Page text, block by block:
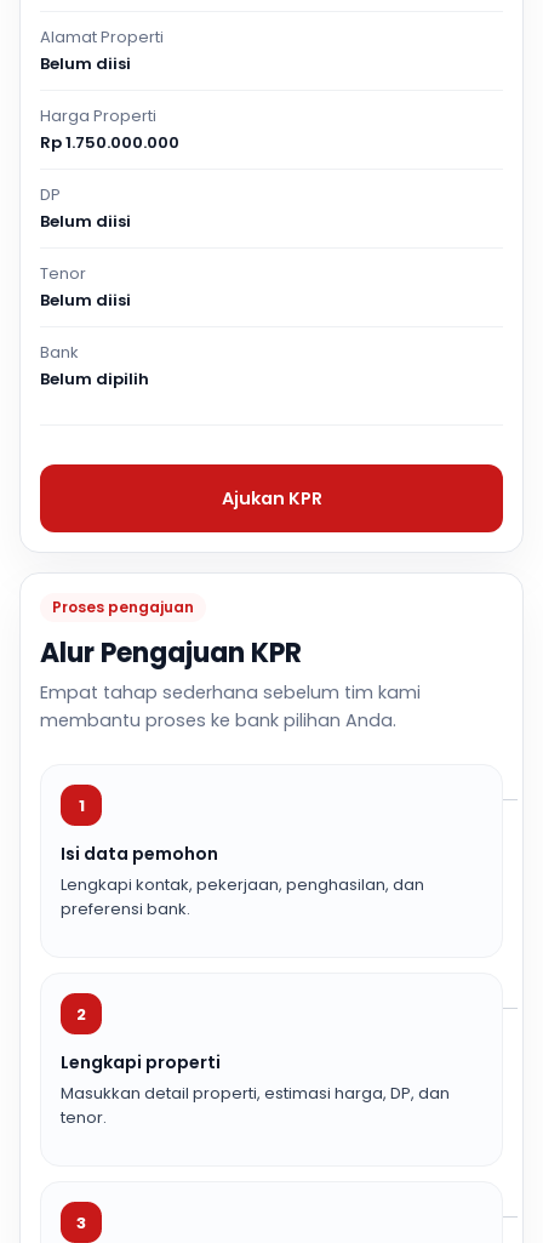
Proses pengajuan
Alur Pengajuan KPR
Empat tahap sederhana sebelum tim kami
membantu proses ke bank pilihan Anda.
1
Isi data pemohon
Lengkapi kontak, pekerjaan, penghasilan, dan
preferensi bank.
2
Lengkapi properti
Masukkan detail properti, estimasi harga, DP, dan
tenor.
3
Alamat Properti
Belum diisi
Harga Properti
Rp 1.750.000.000
DP
Belum diisi
Tenor
Belum diisi
Bank
Belum dipilih
Ajukan KPR